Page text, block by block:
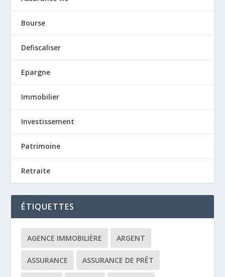
Bourse
Defiscaliser
Epargne
Immobilier
Investissement
Patrimoine
Retraite
ÉTIQUETTES
AGENCE IMMOBILIÈRE ARGENT
ASSURANCE ASSURANCE DE PRÊT